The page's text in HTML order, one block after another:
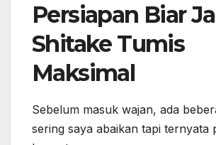
Persiapan Biar
Shitake Tumis
Maksimal
Sebelum masuk wajan, ada
sering saya abaikan tapi ternyata